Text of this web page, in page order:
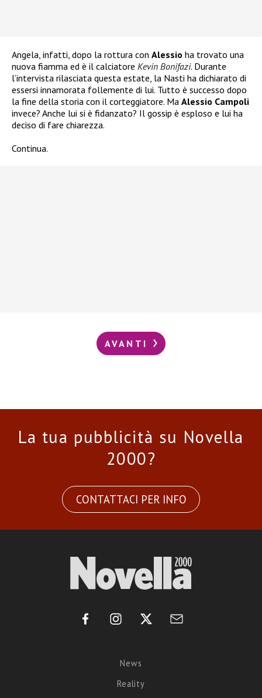
Angela, infatti, dopo la rottura con Alessio ha trovato una
nuova fiamma ed è il calciatore Kevin Bonifazi. Durante
l’intervista rilasciata questa estate, la Nasti ha dichiarato di
essersi innamorata follemente di lui. Tutto è successo dopo
la fine della storia con il corteggiatore. Ma Alessio Campoli
invece? Anche lui si è fidanzato? Il gossip è esploso e lui ha
deciso di fare chiarezza.
Continua.
AVANTI
La tua pubblicità su Novella
2000?
CONTATTACI PER INFO
News
Reality